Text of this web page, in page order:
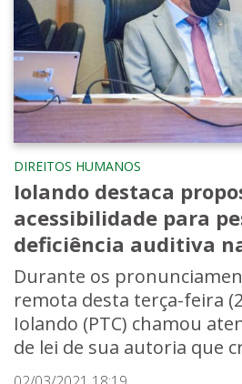
DIREITOS HUMANOS
Iolando destaca
acessibilidade para
deficiência auditiva
Durante os
remota desta terça-feira
Iolando (PTC) chamou
de lei de sua autoria que